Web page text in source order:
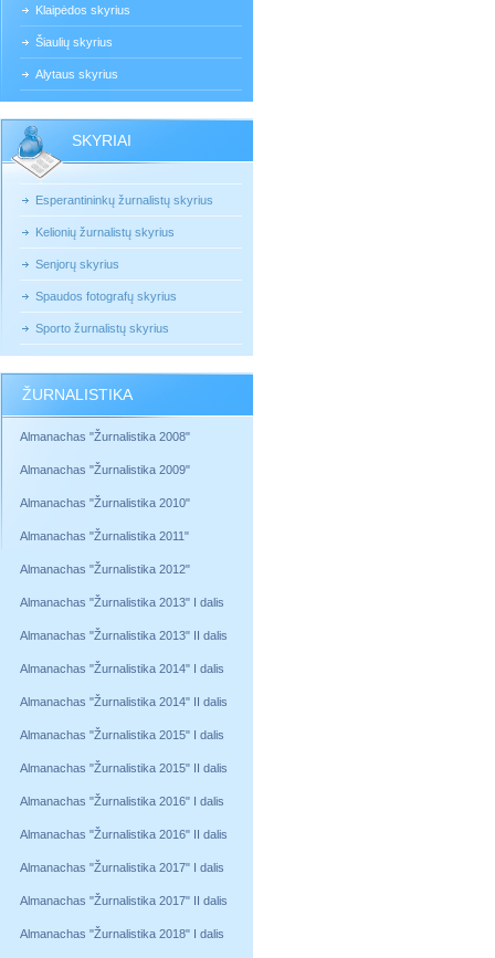
Klaipėdos skyrius
Šiaulių skyrius
Alytaus skyrius
SKYRIAI
Esperantininkų žurnalistų skyrius
Kelionių žurnalistų skyrius
Senjorų skyrius
Spaudos fotografų skyrius
Sporto žurnalistų skyrius
ŽURNALISTIKA
Almanachas "Žurnalistika 2008"
Almanachas "Žurnalistika 2009"
Almanachas "Žurnalistika 2010"
Almanachas "Žurnalistika 2011"
Almanachas "Žurnalistika 2012"
Almanachas "Žurnalistika 2013" I dalis
Almanachas "Žurnalistika 2013" II dalis
Almanachas "Žurnalistika 2014" I dalis
Almanachas "Žurnalistika 2014" II dalis
Almanachas "Žurnalistika 2015" I dalis
Almanachas "Žurnalistika 2015" II dalis
Almanachas "Žurnalistika 2016" I dalis
Almanachas "Žurnalistika 2016" II dalis
Almanachas "Žurnalistika 2017" I dalis
Almanachas "Žurnalistika 2017" II dalis
Almanachas "Žurnalistika 2018" I dalis